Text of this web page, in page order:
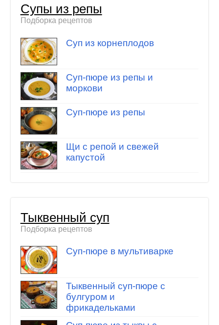
Супы из репы
Подборка рецептов
Суп из корнеплодов
Суп-пюре из репы и
моркови
Суп-пюре из репы
Щи с репой и свежей
капустой
Тыквенный суп
Подборка рецептов
Суп-пюре в мультиварке
Тыквенный суп-пюре с
булгуром и
фрикадельками